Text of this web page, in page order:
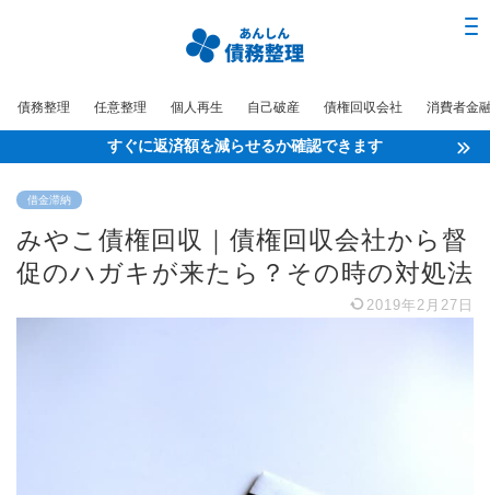
債務整理 任意整理 個人再生 自己破産 債権回収会社 消費者金
すぐに返済額を減らせるか確認できます
借金滞納
みやこ債権回収｜債権回収会社から督
促のハガキが来たら？その時の対処法
2019年2月27日